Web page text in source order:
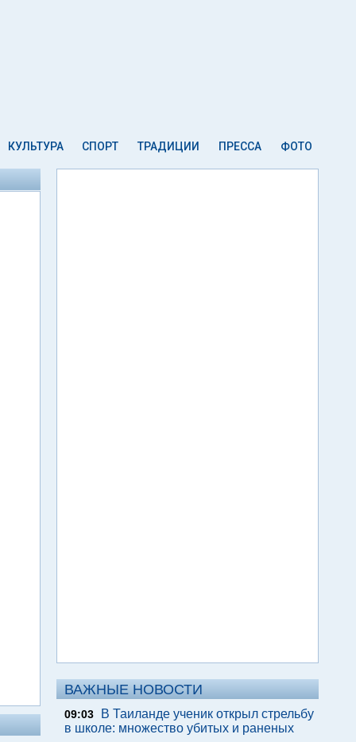
КУЛЬТУРА СПОРТ ТРАДИЦИИ ПРЕССА ФОТО
ВАЖНЫЕ НОВОСТИ
09:03
В Таиланде ученик открыл стрельбу
в школе: множество убитых и раненых